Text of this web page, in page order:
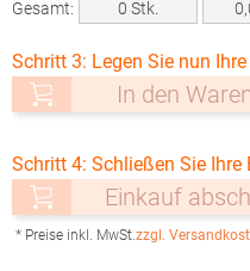
Gesamt: 0 Stk.
Schritt 3: Legen Sie nun Ihre
In den
Schritt 4: Schließen Sie Ihre
Einkauf
* Preise inkl. MwSt.zzgl.